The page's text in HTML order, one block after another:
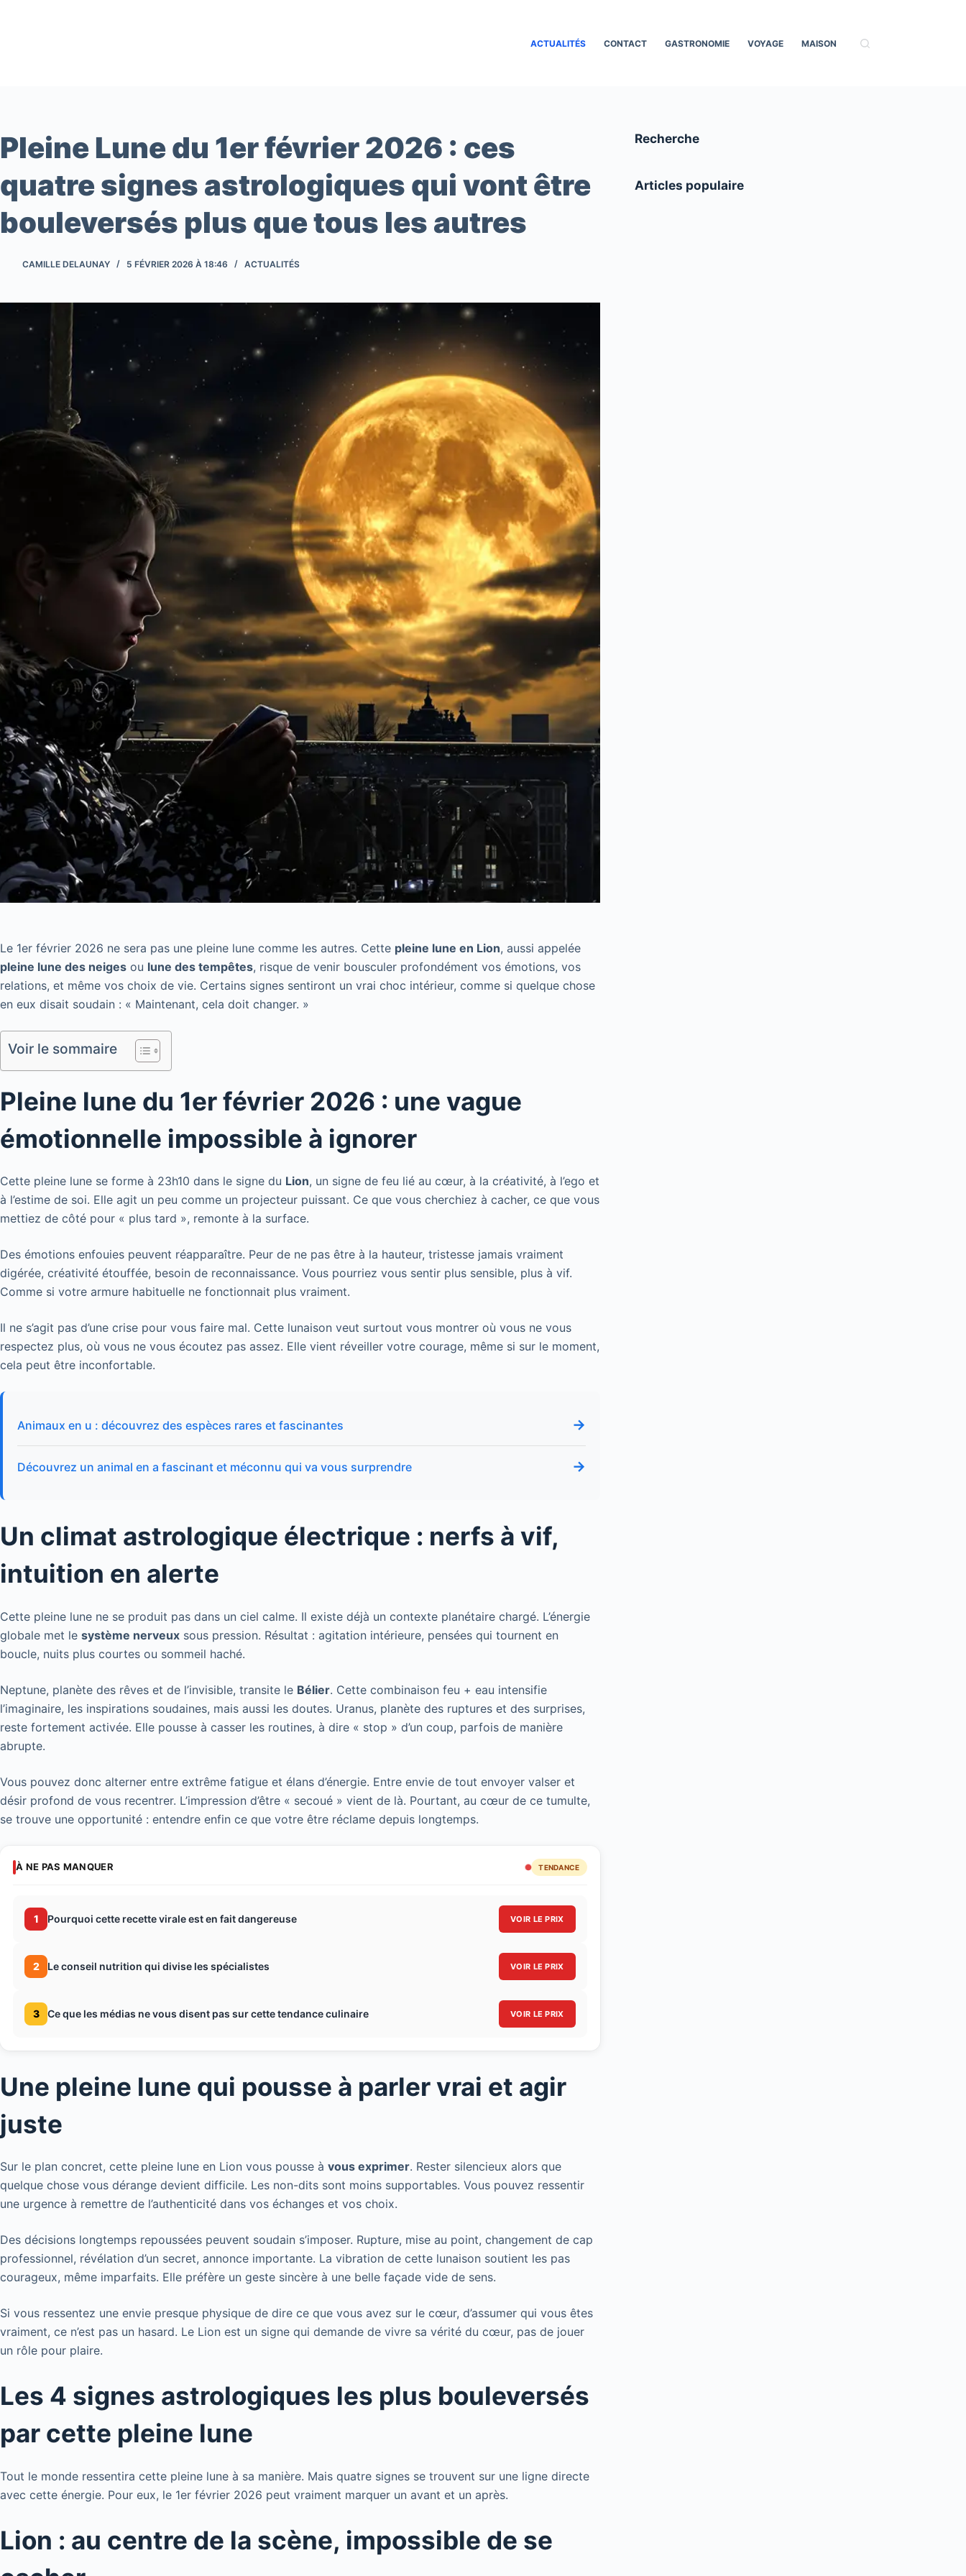
ACTUALITÉS CONTACT GASTRONOMIE VOYAGE MAISON
Pleine Lune du 1er février 2026 : ces
quatre signes astrologiques qui vont être
bouleversés plus que tous les autres
CAMILLE DELAUNAY 5 FÉVRIER 2026 À 18:46 ACTUALITÉS
Le 1er février 2026 ne sera pas une pleine lune comme les autres. Cette pleine lune en Lion, aussi appelée
pleine lune des neiges ou lune des tempêtes, risque de venir bousculer profondément vos émotions, vos
relations, et même vos choix de vie. Certains signes sentiront un vrai choc intérieur, comme si quelque chose
en eux disait soudain : « Maintenant, cela doit changer. »
Voir le sommaire
Pleine lune du 1er février 2026 : une vague
émotionnelle impossible à ignorer
Cette pleine lune se forme à 23h10 dans le signe du Lion, un signe de feu lié au cœur, à la créativité, à l’ego et
à l’estime de soi. Elle agit un peu comme un projecteur puissant. Ce que vous cherchiez à cacher, ce que vous
mettiez de côté pour « plus tard », remonte à la surface.
Des émotions enfouies peuvent réapparaître. Peur de ne pas être à la hauteur, tristesse jamais vraiment
digérée, créativité étouffée, besoin de reconnaissance. Vous pourriez vous sentir plus sensible, plus à vif.
Comme si votre armure habituelle ne fonctionnait plus vraiment.
Il ne s’agit pas d’une crise pour vous faire mal. Cette lunaison veut surtout vous montrer où vous ne vous
respectez plus, où vous ne vous écoutez pas assez. Elle vient réveiller votre courage, même si sur le moment,
cela peut être inconfortable.
Animaux en u : découvrez des espèces rares et fascinantes →
Découvrez un animal en a fascinant et méconnu qui va vous surprendre →
Un climat astrologique électrique : nerfs à vif,
intuition en alerte
Cette pleine lune ne se produit pas dans un ciel calme. Il existe déjà un contexte planétaire chargé. L’énergie
globale met le système nerveux sous pression. Résultat : agitation intérieure, pensées qui tournent en
boucle, nuits plus courtes ou sommeil haché.
Neptune, planète des rêves et de l’invisible, transite le Bélier. Cette combinaison feu + eau intensifie
l’imaginaire, les inspirations soudaines, mais aussi les doutes. Uranus, planète des ruptures et des surprises,
reste fortement activée. Elle pousse à casser les routines, à dire « stop » d’un coup, parfois de manière
abrupte.
Vous pouvez donc alterner entre extrême fatigue et élans d’énergie. Entre envie de tout envoyer valser et
désir profond de vous recentrer. L’impression d’être « secoué » vient de là. Pourtant, au cœur de ce tumulte,
se trouve une opportunité : entendre enfin ce que votre être réclame depuis longtemps.
À NE PAS MANQUER TENDANCE
1 Pourquoi cette recette virale est en fait dangereuse VOIR LE PRIX
2 Le conseil nutrition qui divise les spécialistes VOIR LE PRIX
3 Ce que les médias ne vous disent pas sur cette tendance culinaire VOIR LE PRIX
Une pleine lune qui pousse à parler vrai et agir
juste
Sur le plan concret, cette pleine lune en Lion vous pousse à vous exprimer. Rester silencieux alors que
quelque chose vous dérange devient difficile. Les non-dits sont moins supportables. Vous pouvez ressentir
une urgence à remettre de l’authenticité dans vos échanges et vos choix.
Des décisions longtemps repoussées peuvent soudain s’imposer. Rupture, mise au point, changement de cap
professionnel, révélation d’un secret, annonce importante. La vibration de cette lunaison soutient les pas
courageux, même imparfaits. Elle préfère un geste sincère à une belle façade vide de sens.
Si vous ressentez une envie presque physique de dire ce que vous avez sur le cœur, d’assumer qui vous êtes
vraiment, ce n’est pas un hasard. Le Lion est un signe qui demande de vivre sa vérité du cœur, pas de jouer
un rôle pour plaire.
Les 4 signes astrologiques les plus bouleversés
par cette pleine lune
Tout le monde ressentira cette pleine lune à sa manière. Mais quatre signes se trouvent sur une ligne directe
avec cette énergie. Pour eux, le 1er février 2026 peut vraiment marquer un avant et un après.
Lion : au centre de la scène, impossible de se
Recherche
Articles populaire